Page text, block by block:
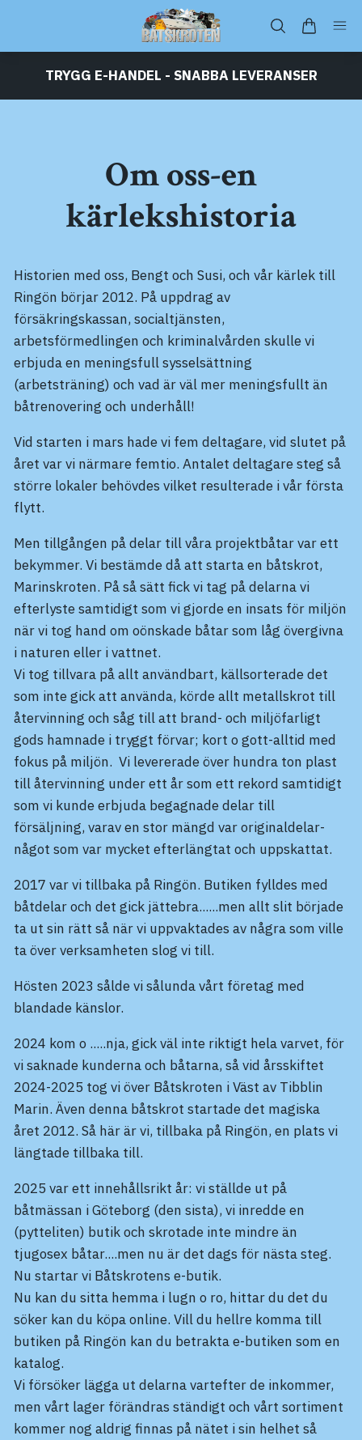
TRYGG E-HANDEL - SNABBA LEVERANSER
Om oss-en
kärlekshistoria
Historien med oss, Bengt och Susi, och vår kärlek till
Ringön börjar 2012. På uppdrag av
försäkringskassan, socialtjänsten,
arbetsförmedlingen och kriminalvården skulle vi
erbjuda en meningsfull sysselsättning
(arbetsträning) och vad är väl mer meningsfullt än
båtrenovering och underhåll!
Vid starten i mars hade vi fem deltagare, vid slutet på
året var vi närmare femtio. Antalet deltagare steg så
större lokaler behövdes vilket resulterade i vår första
flytt.
Men tillgången på delar till våra projektbåtar var ett
bekymmer. Vi bestämde då att starta en båtskrot,
Marinskroten. På så sätt fick vi tag på delarna vi
efterlyste samtidigt som vi gjorde en insats för miljön
när vi tog hand om oönskade båtar som låg övergivna
i naturen eller i vattnet.
Vi tog tillvara på allt användbart, källsorterade det
som inte gick att använda, körde allt metallskrot till
återvinning och såg till att brand- och miljöfarligt
gods hamnade i tryggt förvar; kort o gott-alltid med
fokus på miljön. Vi levererade över hundra ton plast
till återvinning under ett år som ett rekord samtidigt
som vi kunde erbjuda begagnade delar till
försäljning, varav en stor mängd var originaldelar-
något som var mycket efterlängtat och uppskattat.
2017 var vi tillbaka på Ringön. Butiken fylldes med
båtdelar och det gick jättebra......men allt slit började
ta ut sin rätt så när vi uppvaktades av några som ville
ta över verksamheten slog vi till.
Hösten 2023 sålde vi sålunda vårt företag med
blandade känslor.
2024 kom o .....nja, gick väl inte riktigt hela varvet, för
vi saknade kunderna och båtarna, så vid årsskiftet
2024-2025 tog vi över Båtskroten i Väst av Tibblin
Marin. Även denna båtskrot startade det magiska
året 2012. Så här är vi, tillbaka på Ringön, en plats vi
längtade tillbaka till.
2025 var ett innehållsrikt år: vi ställde ut på
båtmässan i Göteborg (den sista), vi inredde en
(pytteliten) butik och skrotade inte mindre än
tjugosex båtar....men nu är det dags för nästa steg.
Nu startar vi Båtskrotens e-butik.
Nu kan du sitta hemma i lugn o ro, hittar du det du
söker kan du köpa online. Vill du hellre komma till
butiken på Ringön kan du betrakta e-butiken som en
katalog.
Vi försöker lägga ut delarna vartefter de inkommer,
men vårt lager förändras ständigt och vårt sortiment
kommer nog aldrig finnas på nätet i sin helhet så